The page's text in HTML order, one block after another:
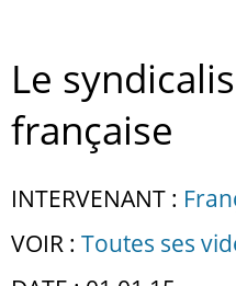
Le
française
INTERVENANT :
VOIR : Toutes ses